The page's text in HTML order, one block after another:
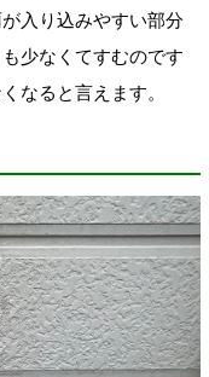
入り込みやすい部分
少なくてすむのです
なると言えます。